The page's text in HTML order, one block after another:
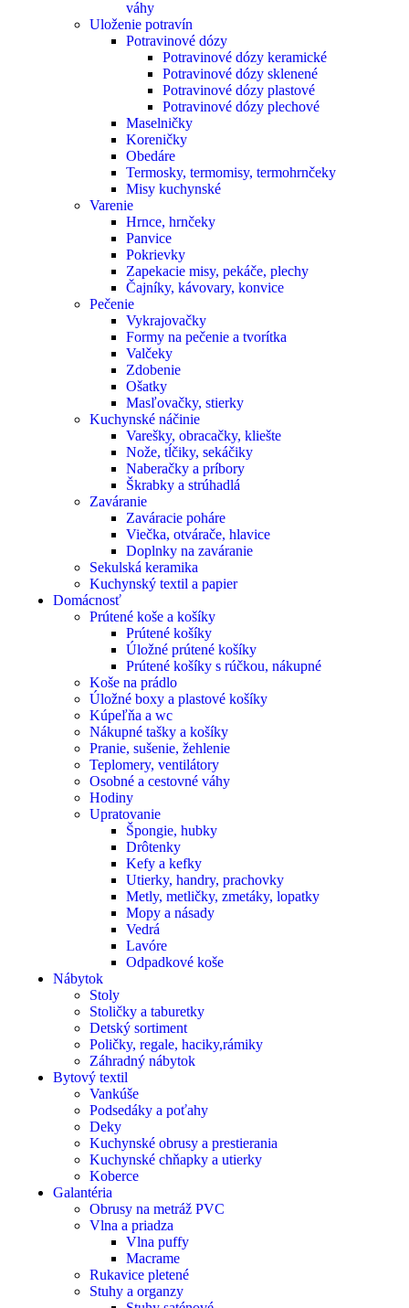
váhy
Uloženie potravín
Potravinové dózy
Potravinové dózy keramické
Potravinové dózy sklenené
Potravinové dózy plastové
Potravinové dózy plechové
Maselničky
Koreničky
Obedáre
Termosky, termomisy, termohrnčeky
Misy kuchynské
Varenie
Hrnce, hrnčeky
Panvice
Pokrievky
Zapekacie misy, pekáče, plechy
Čajníky, kávovary, konvice
Pečenie
Vykrajovačky
Formy na pečenie a tvorítka
Valčeky
Zdobenie
Ošatky
Masľovačky, stierky
Kuchynské náčinie
Varešky, obracačky, kliešte
Nože, tĺčiky, sekáčiky
Naberačky a príbory
Škrabky a strúhadlá
Zaváranie
Zaváracie poháre
Viečka, otvárače, hlavice
Doplnky na zaváranie
Sekulská keramika
Kuchynský textil a papier
Domácnosť
Prútené koše a košíky
Prútené košíky
Úložné prútené košíky
Prútené košíky s rúčkou, nákupné
Koše na prádlo
Úložné boxy a plastové košíky
Kúpeľňa a wc
Nákupné tašky a košíky
Pranie, sušenie, žehlenie
Teplomery, ventilátory
Osobné a cestovné váhy
Hodiny
Upratovanie
Špongie, hubky
Drôtenky
Kefy a kefky
Utierky, handry, prachovky
Metly, metličky, zmetáky, lopatky
Mopy a násady
Vedrá
Lavóre
Odpadkové koše
Nábytok
Stoly
Stoličky a taburetky
Detský sortiment
Poličky, regale, haciky,rámiky
Záhradný nábytok
Bytový textil
Vankúše
Podsedáky a poťahy
Deky
Kuchynské obrusy a prestierania
Kuchynské chňapky a utierky
Koberce
Galantéria
Obrusy na metráž PVC
Vlna a priadza
Vlna puffy
Macrame
Rukavice pletené
Stuhy a organzy